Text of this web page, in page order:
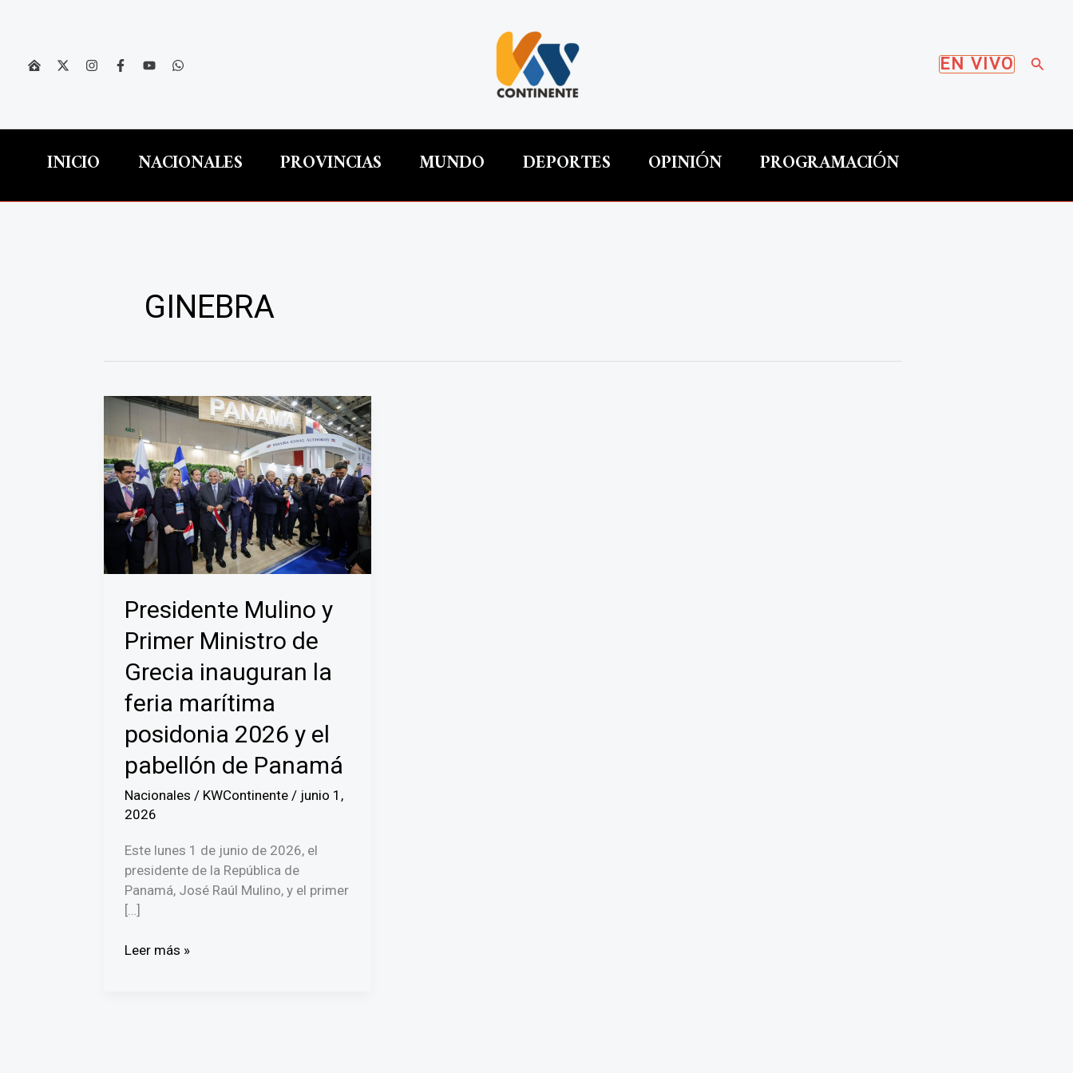
EN VIVO
INICIO NACIONALES PROVINCIAS MUNDO DEPORTES OPINIÓN PROGRAMACIÓN
GINEBRA
Presidente Mulino y
Primer Ministro de
Grecia inauguran la
feria marítima
posidonia 2026 y el
pabellón de Panamá
Nacionales / KWContinente / junio 1,
2026
Este lunes 1 de junio de 2026, el
presidente de la República de
Panamá, José Raúl Mulino, y el primer
[…]
Presidente
Leer más »